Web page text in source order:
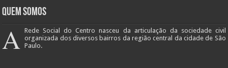
Quem Somos
A Rede Social do Centro nasceu da articulação da sociedade civil
organizada dos diversos bairros da região central da cidade de São
Paulo.